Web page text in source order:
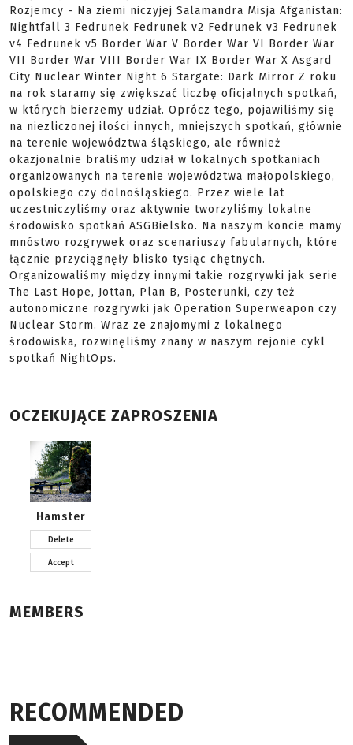
Rozjemcy - Na ziemi niczyjej Salamandra Misja Afganistan:
Nightfall 3 Fedrunek Fedrunek v2 Fedrunek v3 Fedrunek
v4 Fedrunek v5 Border War V Border War VI Border War
VII Border War VIII Border War IX Border War X Asgard
City Nuclear Winter Night 6 Stargate: Dark Mirror Z roku
na rok staramy się zwiększać liczbę oficjalnych spotkań,
w których bierzemy udział. Oprócz tego, pojawiliśmy się
na niezliczonej ilości innych, mniejszych spotkań, głównie
na terenie województwa śląskiego, ale również
okazjonalnie braliśmy udział w lokalnych spotkaniach
organizowanych na terenie województwa małopolskiego,
opolskiego czy dolnośląskiego. Przez wiele lat
uczestniczyliśmy oraz aktywnie tworzyliśmy lokalne
środowisko spotkań ASGBielsko. Na naszym koncie mamy
mnóstwo rozgrywek oraz scenariuszy fabularnych, które
łącznie przyciągnęły blisko tysiąc chętnych.
Organizowaliśmy między innymi takie rozgrywki jak serie
The Last Hope, Jottan, Plan B, Posterunki, czy też
autonomiczne rozgrywki jak Operation Superweapon czy
Nuclear Storm. Wraz ze znajomymi z lokalnego
środowiska, rozwinęliśmy znany w naszym rejonie cykl
spotkań NightOps.
OCZEKUJĄCE ZAPROSZENIA
Hamster
Delete
Accept
MEMBERS
RECOMMENDED